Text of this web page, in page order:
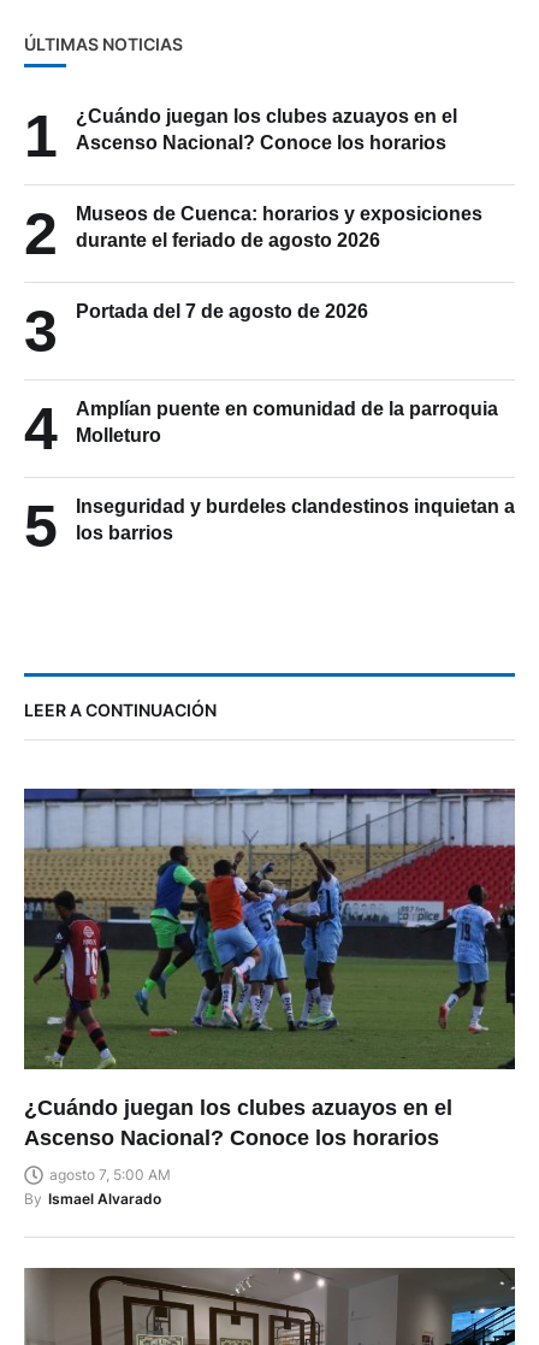
ÚLTIMAS NOTICIAS
1
¿Cuándo juegan los clubes azuayos en el
2
Museos de Cuenca: horarios y exposiciones
3
4
Amplían puente en comunidad de la parroquia
5
Inseguridad y burdeles clandestinos inquietan a
¿Cuándo juegan los clubes azuayos en el
agosto 7, 5:00 AM